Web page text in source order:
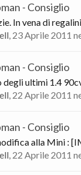
- Consiglio
In vena di
, 23 Aprile 2011
- Consiglio
degli ultimi 1.4
, 22 Aprile 2011
- Consiglio
alla Mini :
, 22 Aprile 2011